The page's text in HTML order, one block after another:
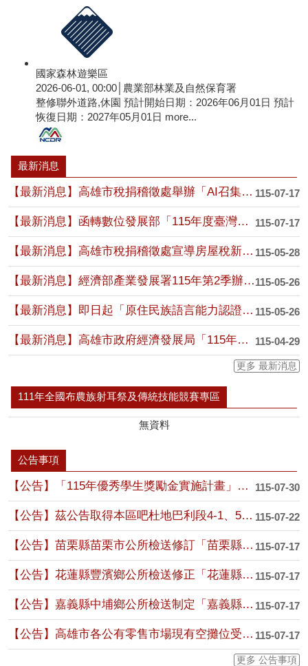
國家森林遊樂區
2026-06-01, 00:00│農業部林業及自然保育署
整修聯外道路,休園 預計開始日期：2026年06月01日 預計
恢復日期：2027年05月01日 more...
最新消息
115-07-17
【最新消息】高雄市稅捐稽徵處舉辦「AI召集令！稅 與爭鋒！」租稅圖卡網路人氣票選....
115-07-17
【最新消息】函轉數位發展部「115年度臺灣主權AI訓練語料貢獻獎勵 活動簡章」1....
115-05-28
【最新消息】高雄市稅捐稽徵處宣導房屋稅新制相關規定
115-05-26
【最新消息】經濟部產業發展署115年第2季辦理之人才培訓課程一覽表
115-05-26
【最新消息】即日起「原住民族語言能力認證測驗獎勵金線上申請」開放線上申請，請族人....
115-04-29
【最新消息】高雄市政府經濟發展局「115年高雄市節電競賽」
更多 最新消息
111年全國布農族射耳祭及傳統技能競賽專區
無資料
公告事項
115-07-30
【公告】「115年優秀學生獎勵金實施計畫」暨「115年教育助學金實施計畫」
115-07-22
【公告】茲公告取得本區吧杜地巴利段4-1、5-1地號等2筆原住民保留地所有權名單....
115-07-17
【公告】苗栗縣苗栗市公所檢送修訂「苗栗縣苗栗市生命紀念園區所在里南勢里 回饋辦法....
115-07-17
【公告】花蓮縣豐濱鄉公所檢送修正「花蓮縣豐濱鄉民國家考試補助辦法」公 告、令、總....
115-07-17
【公告】嘉義縣中埔鄉公所檢送制定「嘉義縣中埔鄉國民中小學學生暨學齡前幼 兒教育補....
115-07-17
【公告】高雄市各公有零售市場現有空攤位受理申請公告
更多 公告事項